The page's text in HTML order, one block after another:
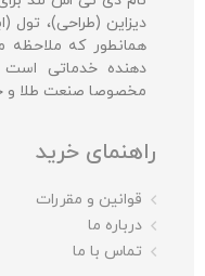
دیزاین (طراحی)،
همانطور که
دهنده خدماتی
مخصوصا صنعت طلا و
راهنمای خرید
قوانین و مقررات
درباره ما
تماس با ما